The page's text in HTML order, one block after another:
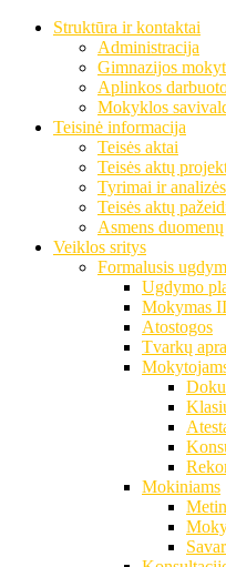
Struktūra ir kontaktai
Administracija
Gimnazijos
Aplinkos
Mokyklos
Teisinė informacija
Teisės aktai
Teisės aktų
Tyrimai ir analizės
Teisės aktų
Asmens duomenų
Veiklos sritys
Formalusis
Ugdymo
Mokymas
Atostogos
Tvarkų
Mokiniams